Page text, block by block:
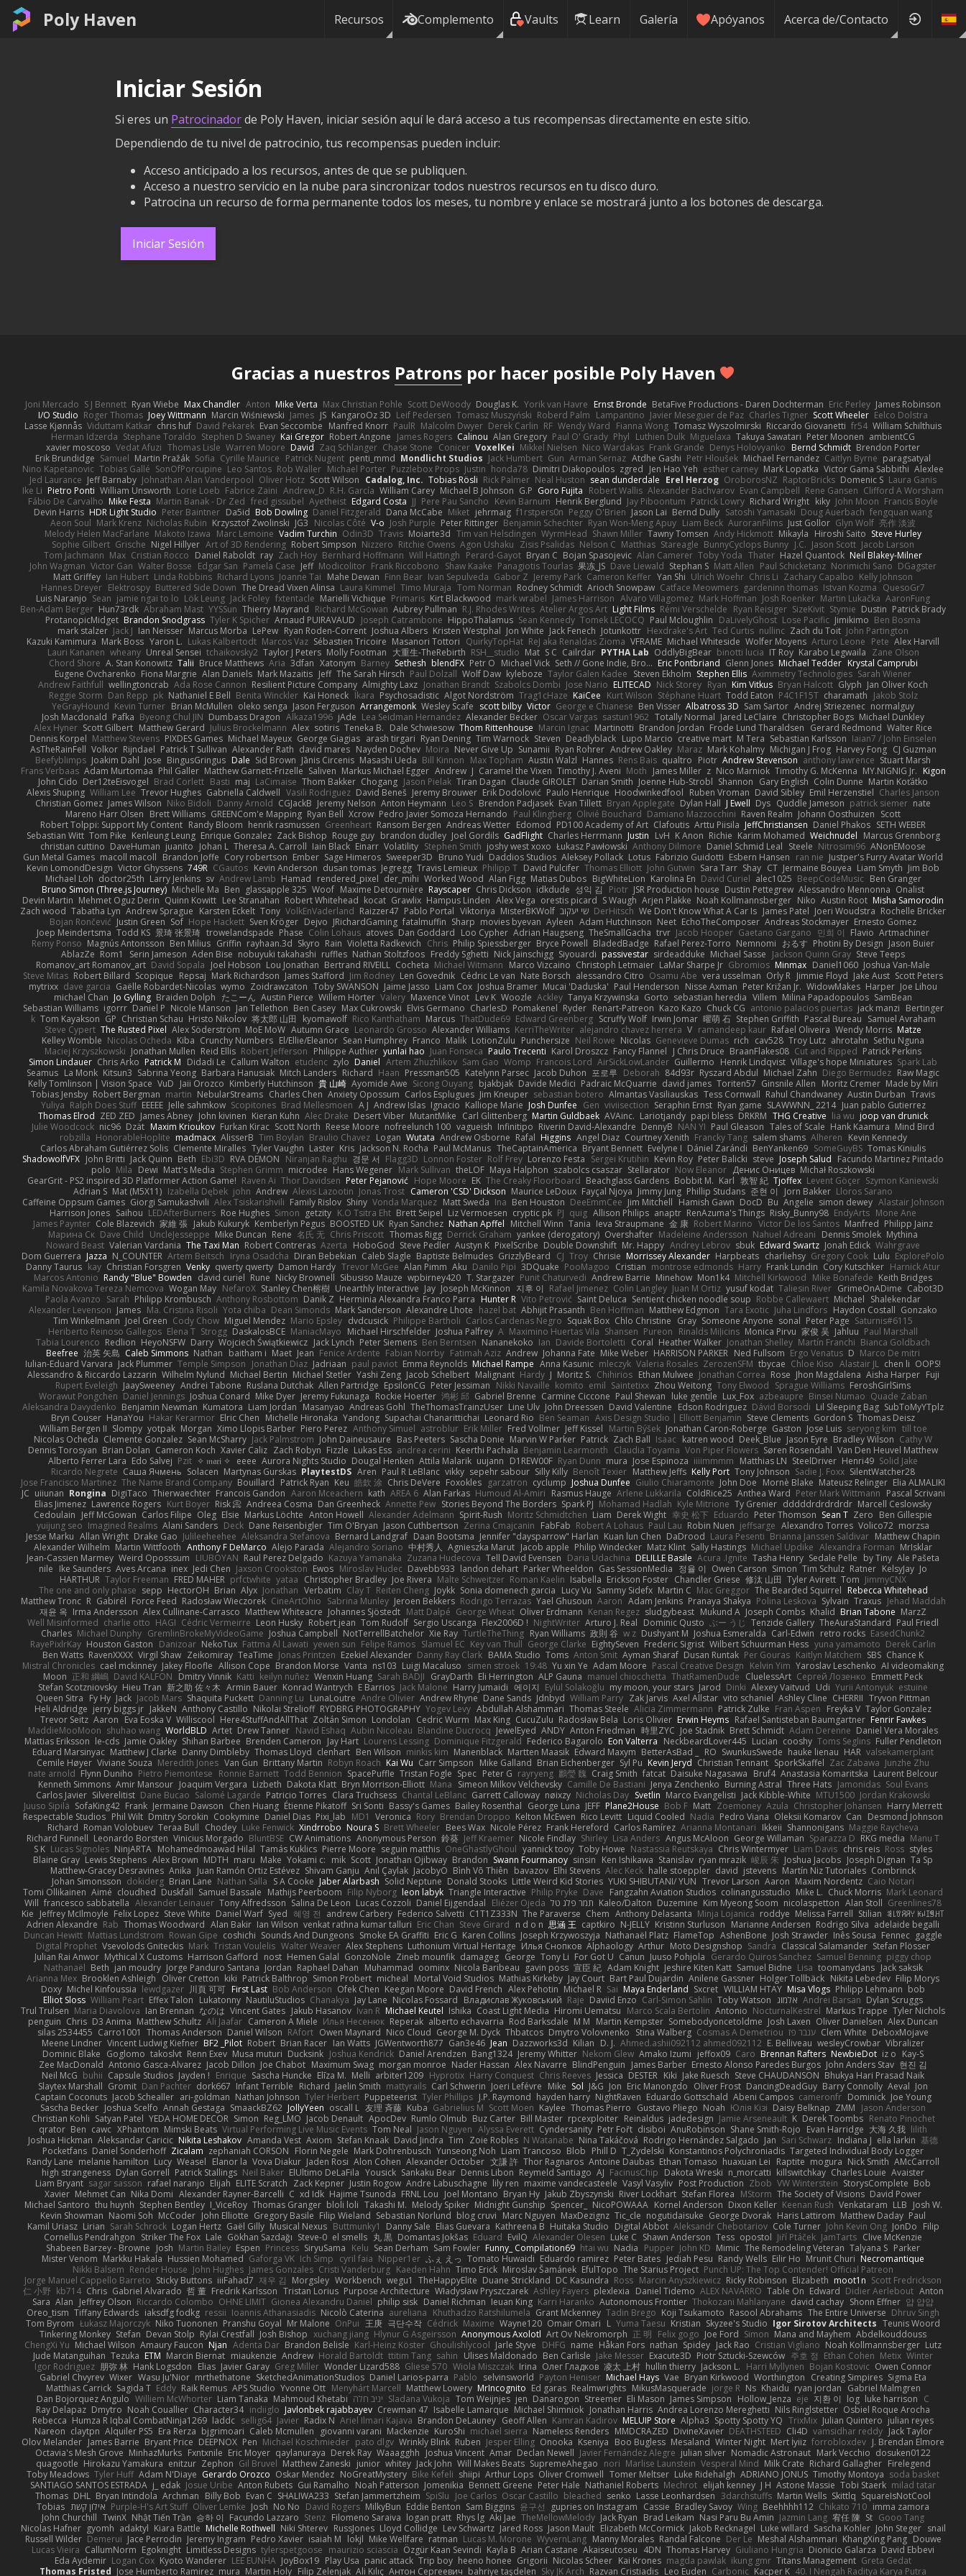
Poly Haven Recursos Complemento Vaults Learn Galería Apóyanos Acerca de/Contacto
Iniciar Sesión
Si eres un Patrocinadorde Poly Haven, iniciar sesión aquí le dará acceso a tus recompensas directamente en este sitio.
Dependiendo de tu nivel de patrocinio, tus recompensas pueden incluir:
Acceso anticipado a los recursos, antes de que se publiquen.
Acceso a nuestro servicio en la nube para sincronizar todos nuestros recursos en tu disco duro.
Patrocina un recurso de forma permanente todos los meses, tu nombre y enlace se mostrará junto a los botones de descarga.
Iniciar Sesión
Gracias a nuestros Patrons por hacer posible Poly Haven
Joni Mercado S J Bennett Ryan Wiebe Max Chandler Anton Mike Verta Max Christian Pohle Scott DeWoody Douglas K. Yorik van Havre Ernst Bronde BetaFive Productions - Daren Dochterman Eric Perley James Robinson
I/O Studio Roger Thomas Joey Wittmann Marcin Wiśniewski James JS KangaroOz 3D Leif Pedersen Tomasz Muszyński Roberd Palm Lampantino Javier Meseguer de Paz Charles Tigner Scott Wheeler Eelco Dolstra
Lasse Kjønnås Viduttam Katkar chris huf David Pekarek Evan Seccombe Manfred Knorr PaulR Malcolm Dwyer Derek Carlin RF Wendy Ward Fianna Wong Tomasz Wyszolmirski Riccardo Giovanetti fr54 William Schilthuis
Herman Idzerda Stephane Toraldo Stephen D Swaney Kai Gregor Robert Angone James Rogers Calinou Alan Gregory Paul O' Grady Phyl Luthien Dulk Miguelaxa Takuya Sawatari Peter Moonen ambientCG
xavier moscoso Vedat Afuzi Thomas Lisle Warren Moore David Zaq Schlanger Chase Stone Conicer VoxelKei Mikkel Nielsen Nico Wardakas Frank Grande Denys Holovyanko Bernd Schmidt Brendon Porter
Erik Brundidge Samuel Martin Pražák Sofia Cyrille Maurice Patrick Nugent penti_mmd Mondlicht Studios Jack Humbert Gun Arman Sernaz Atdhe Gashi Petr Hloušek Michael Fernandez Caitlyn Byrne paragsatyal
Nino Kapetanovic Tobias Gallé SonOfPorcupine Leo Santos Rob Waller Michael Porter Puzzlebox Props Justin honda78 Dimitri Diakopoulos zgred Jen Hao Yeh esther carney Mark Lopatka Victor Gama Sabbithi Alexlee
Jed Laurance Jeff Barnaby Johnathan Alan Vanderpool Oliver Hotz Scott Wilson Cadalog, Inc. Tobias Rösli Rick Palmer Neal Huston sean dunderdale Erel Herzog OroborosNZ RaptorBricks Domenic S Laura Ganis
Ike Li Pietro Ponti William Unsworth Lorie Loeb Fabrice Zaini Andrew_D R.H. García William Carey Michael B Johnson G.P Goro Fujita Robert Wallis Alexander Bachvarov Evan Campbell Rene Gansen Clifford A Worsham
Fábio De Carvalho Mike Festa Martin Banak - Dr Zed fred gissubel Ayetheist Edgard Costa JJ Pere Pau Sancho Kevin Barnum Henrik Berglund Jay Piboontum Patrick Lowry Richard Wright kiky John Moon Francis Boyle
Devin Harris HDR Light Studio Peter Baintner Da5id Bob Dowling Daniel Fitzgerald Dana McCabe Miket jehrmaig f1rstpers0n Peggy O'Brien Jason Lai Bernd Dully Satoshi Yamasaki Doug Auerbach fengquan wang
Aeon Soul Mark Krenz Nicholas Rubin Krzysztof Zwolinski JG3 Nicolas Côté V-o Josh Purple Peter Rittinger Benjamin Schechter Ryan Won-Meng Apuy Liam Beck AuroranFilms Just Gollor Glyn Wolf 亮作 淡波
Melody Helen MacFarlane Makoto Izawa Marc Lemoine Vadim Turchin Odin3D Travis Moiarte3d Tim van Helsdingen WyrmHead Shawn Miller Tawny Tomsen Andy Hickmott Mikayla Hiroshi Saito Steve Hurley
Sophie Gilbert Grische Nigel Hillyer Art of 3D Rendering Robert Simpson Nizzero Ritchie Owens Agon Ushaku Zisis Psalidas Nelson C Matthias Stareagle BunnyCyclops Bunny J.C. Jason Scott Jacob Larson
Tom Jachmann Max Cristian Rocco Daniel Raboldt ray Zach Hoy Bernhard Hoffmann Will Hattingh Perard-Gayot Bryan C Bojan Spasojevic Alan Camerer Toby Yoda Thater Hazel Quantock Neil Blakey-Milner
John Wagman Victor Gan Walter Bosse Edgar San Pamela Case Jeff Modicolitor Frank Riccobono Shaw Kaake Panagiotis Tourlas 果冻_JS Dave Liewald Stephan S Matt Allen Paul Schicketanz Norimichi Sano DGagster
Matt Griffey Ian Hubert Linda Robbins Richard Lyons Joanne Tai Mahe Dewan Finn Bear Ivan Sepulveda Gabor Z Jeremy Park Cameron Keffer Yan Shi Ulrich Woehr Chris Li Zachary Capalbo Kelly Johnson
Hannes Dreyer Elektrospy Buttered Side Down The Dread Vixen Alinsa Laura Kimmel Timo Muraja Tom Norman Rodney Schmidt Arioch Snowpaw Catface Meowmers gardeninn thomas Istvan Kozma QuesoGr7
Luis Naranjo Sean jamie ngai to lo Lök Leung Jack Foley fxtentacle Marielli Vichique Primaris Kirt Blackwood mark wrabel James Harrison Alvaro Villagomez Mark Hoffman Josh Roenker Martin Lukačka AaronFung
Ben-Adam Berger Hun73rdk Abraham Mast YYSSun Thierry Mayrand Richard McGowan Aubrey Pullman R.J. Rhodes Writes Atelier Argos Art Light Films Rémi Verschelde Ryan Reisiger SizeKivit Stymie Dustin Patrick Brady
ProtanopicMidget Brandon Snodgrass Tyler K Spicher Arnaud PUIRAVAUD Joseph Catrambone HippoThalamus Sean Kennedy Tomek LECOCQ Paul Mcloughlin DaLivelyGhost Lose Pacific Jimikimo Ben Bosma
mark stalzer Jack J Ian Neisser Marcus Morba LePew Ryan Roden-Corrent Joshua Albers Kristen Westphal Jon White Jack Fenech Jotunkottr Hexdrake's Art Ted Curtis nullinc Zach du Toit John Partington
Kazuki Kamimura Mark Boss Yaron L. Lukas Kalbertodt Marcos Vaz Sébastien Tricoire Masanori Tottori QuirkyTopHat ReJ aka Renaldas Zioma VFRAME Michael Whiteside Wolfer Moyens Arturo Leone Pete Alex Harvill
Lauri Kananen wheany Unreal Sensei tchaikovsky2 Taylor J Peters Molly Footman 大重生-TheRebirth RSH__studio Mat S C Cailrdar PYTHA Lab OddlyBigBear binotti lucia IT Roy Karabo Legwaila Zane Olson
Chord Shore A. Stan Konowitz Talii Bruce Matthews Aria 3dfan Xatonym Barney Sethesh blendFX Petr O Michael Vick Seth // Gone Indie, Bro... Eric Pontbriand Glenn Jones Michael Tedder Krystal Camprubi
Eugene Ovcharenko Fiona Margrie Alan Daniels Mark Mazaitis Jeff The Sarah Hirsch Paul Dolzall Wolf Daw kyleboze Taylor Galen Kadee Steven Ekholm Stephen Ellis Aximmetry Technologies Sarah Wiener
Andrew Faithfull wellingtoncrab Ada Rose Cannon Resilient Picture Company Almighty Laxz Jonathan Brandt Szabolcs Dombi Jose Nario ELITECAD Nick Storey Ryan Kim Vitkus Bryan Halcott Glyph Jan Oliver Koch
Reggie Storm Dan Repp pk Nathaniel E Bell Benita Winckler Kai Honeck Íkara Psychosadistic Algot Nordström Trag1cHaze KaiCee Kurt Wilson Stéphane Huart Todd Eaton P4C1F15T charamath Jakob Stolz
YeGrayHound Kevin Turner Brian McMullen oleko senga Jason Ferguson Arrangemonk Wesley Scafe scott bilby Victor George e Chianese Ben Visser Albatross 3D Sam Sartor Andrej Striezenec normalguy
Josh Macdonald Pafka Byeong Chul JIN Dumbass Dragon Alkaza1996 jAde Lea Seidman Hernandez Alexander Becker Oscar Vargas sastun1962 Totally Normal Jared LeClaire Christopher Bogs Michael Dunkley
Alex Hyner Scott Gilbert Matthew Gerard Julius Brockelmann Alex sotiris Teneka B. Dale Schwiesow Thom Rittenhouse Marcin Ignac Martinotti Brandon Jordan Frode Lund Tharaldsen Gerard Redmond Walter Rice
Dennis Korpel Matthew Stevens PIXDES Games Michael Mayeux George Giagias arash tirgari Ryan Dening Tim Warnock Steven Deadlyblack Lupo Marcio creative mart M Tera Sebastian Karlsson Iaian7 / John Einselen
AsTheRainFell Volkor Rijndael Patrick T Sullivan Alexander Rath david mares Nayden Dochev Moira Never Give Up Sunamii Ryan Rohrer Andrew Oakley Maraz Mark Kohalmy Michigan J Frog Harvey Fong CJ Guzman
Beefyblimps Joakim Dahl Jose BingusGringus Dale Sid Brown Jānis Circenis Masashi Ueda Bill Kinnon Max Topham Austin Walzl Hannes Rens Bais qualtro Piotr Andrew Stevenson anthony lawrence Stuart Marsh
Frans Verbaas Adam Murtomaa Phil Galler Matthew Garnett-Frizelle Saliven Markus Michael Egger Andrew J Caramel the Vixen Timothy J. Aveni Moth James Miller z Nico Marniok Timothy G. McKenna MY.NIGNIG Jr. Kigon
John Cido Der12teEisvogel Brad Corlett Basti maj LaCimaise Thom Bakker Chogang Jason Pielak Tiran Dagan Claude GIROLET Darian Smith Joenne Hub-Strobl Shannon Gary English Colin Dunne Martin Koťátko
Alexis Shuping William Lee Trevor Hughes Gabriella Caldwell Vasili Rodriguez David Beneš Jeremy Brouwer Erik Dodolović Paulo Henrique Hoodwinkedfool Ruben Vroman David Sibley Emil Herzenstiel Charles Janson
Christian Gomez James Wilson Niko Bidoli Danny Arnold CGJackB Jeremy Nelson Anton Heymann Leo S Brendon Padjasek Evan Tillett Bryan Applegate Dylan Hall J Ewell Dys Quddle Jameson patrick siemer nate
Mareno Harr Olsen Brett Williams GREENCom'e Mapping Ryan Bell Xcrow Pedro Javier Somoza Hernando Paul Klingberg Olivié Bouchard Damiano Mazzocchini Raven Realm Johann Oosthuizen Scott
Robert Tolppi: Support My Content Randy Bloom henrik rasmussen Greenheart Ransom Bergen Andreas Wetter Edomod PD100 Academy of Art Clafoutis Arttu Piisila JeffChristiansen Daniel Phakos SETH WEBER
Sebastian Witt Tom Pike Kenleung Leung Enrique Gonzalez Zack Bishop Rouge guy brandon dudley Joel Gordils GadFlight Charles Herrmann Justin LvH K Anon Richie Karim Mohamed Weichnudel Marcus Grennborg
christian cuttino DaveHuman juanito Johan L Theresa A. Carroll Iain Black Einarr Volatility Stephen Smith joshy west xoxo Łukasz Pawłowski Anthony Dilmore Daniel Schmid Leal Steele Nitrosimi96 ANonEMoose
Gun Metal Games macoll macoll Brandon Joffe Cory robertson Ember Sage Himeros Sweeper3D Bruno Yudi Daddios Studios Aleksey Pollack Lotus Fabrizio Guidotti Esbern Hansen ran nie Justper's Furry Avatar World
Kevin LomondDesign Victor Ghyssens 749R CGautos Kevin Anderson dusan tomas Jegregg Travis Lemieux Philipp T David Pulcifer Thomas Elliott John Gutwin Sara Tarr Shay CT Jermaine Bouyea Liam Smyth Jim Bob
Michael Loh doctor25th Larry Jenkins sv Andrew Lamb Hamad rendered_pixel der_mihi Worked Wood Alan Figg Matias Dubos BigWhiteLion Karolina En David Curiel alec1025 BeepCodeMusic Ben Granger
Bruno Simon (Three.js Journey) Michelle Ma Ben glassapple 325 Woof Maxime Detournière Rayscaper Chris Dickson idkdude 성익 김 Piotr JSR Production house Dustin Pettegrew Alessandro Mennonna Onalist
Devin Martin Mehmet Oguz Derin Quinn Kowitt Lee Stranahan Robert Whitehead kocat Grawlix Hampus Linden Alex Vega orestis picard S Waugh Arjen Plakke Noah Kollmannsberger Niko Austin Root Misha Samorodin
Zach wood Tabatha Lyn Andrew Sprague Karsten Eckelt Tony VolkEnVaderland Raizzer47 Pablo Portal Viktoriya MisterBKWolf שי יעקוב DerHitsch We Don't Know What A Car Is James Patel Joeri Woudstra Rochelle Bricker
Bojan Rončević Justin Green Sof Hope Hackett Sven Kröger Dejvo JRichardGaming fatalmuffin Sharp movies byevan Ayleen Adam Hutchinson Neet EchoTheComposer Andreas Stockmayer Ernesto Gomez
Joep Meindertsma Todd KS 景琦 张景琦 trowelandspade Phase Colin Lohaus atoves Dan Goddard Loo Cypher Adrian Haugseng TheSmallGacha trvr Jacob Hooper Gaetano Gargano 민희 이 Flavio Artmachiner
Remy Ponso Magnús Antonsson Ben Milius Griffin rayhaan.3d Skyro Rain Violetta Radkevich Chris Philip Spiessberger Bryce Powell BladedBadge Rafael Perez-Torro Nemnomi おるす Photini By Design Jason Buier
AblazZe Rom1 Serin Jameson Aden Bise nobuyuki takahashi ruffles Nathan Stoltzfoos Freddy Sghetti Nick Jainschigg Siyouardi passivestar sirdeadduke Michael Sasse Jackson Quinn Gray Steve Teeps
Romanov_art Romanov_art David Sopala Joel Hobson Lou Jonathan Bertrand RIVEILL Cocheta Michael Witmann Marco Vizcaino Christoph Letmaier LaMar Sharpe Jr Gbromios Minmax Daniel1060 Joshua Van-Male
Steve Mitas Robert Billard Scopique Repsaj Mark Richardson James Stafford Jim Rodney Len Govednik Cédric Le van Nate Borsch alessandro Citro Osamu Abe vera usselman Orly R Jimmie Floyd Jake Aust Scott Peters
mytrixx dave garcia Gaëlle Robardet-Nicolas wymo Zoidrawzaton Toby SWANSON Jaime Jasso Liam Cox Joshua Bramer Mucai 'Daduska' Paul Henderson Nisse Axman Peter Križan Jr. WidowMakes Harper Joe Lihou
michael Chan Jo Gylling Braiden Dolph たこーん Austin Pierce Willem Hörter Valery Maxence Vinot Lev K Woozle Ackley Tanya Krzywinska Gorto sebastian heredia Villem Milina Papadopoulos SamBean
Sebastian Williams igorrr Daniel P Nicole Manson Jan Tellethon Ben Casey Max Cukrowski Elvis Germano CharlesD Pomakenel Ryder Renart-Patreon Kazo Kazo Chuck CG antonio palacios puertas jack manzi Bertinger
k Tom Kayakson GP Christian Schau Hristo Nikolov 将太郎 山田 kyomawolf Rico Kanthatham Marcus ThatDude69 Edward Greenberg Scruffy Wolf Irwin Jomar 曜萌 石 Stephen Griffith Pascal Bureau Samuel Avraham
Steve Cypert The Rusted Pixel Alex Söderström MoE MoW Autumn Grace Leonardo Grosso Alexander Williams KerriTheWriter alejandro chavez herrera V ramandeep kaur Rafael Oliveira Wendy Morris Matze
Kelley Womble Nicolas Ocheda Kiba Crunchy Numbers El/Ellie/Eleanor Sean Humphrey Franco Malik LotionZulu Punchersize Neil Rowe Nicolas Genevieve Dumas rich cav528 Troy Lutz ahrotahn Sethu Nguna
Maciej Krzyszkowski Jonathan Mullen Reid Ellis Robert Jefferson Philippe Authier yunlai hao Juan Fonseca Paulo Trecenti Karol Droszcz Fancy Flannel J Chris Druce BraanFlakes08 Cut and Ripped Patrick Perkins
Simon Lindauer Chris Arko Patrick M Didadi Le Callum Walton etudenc zylo Daniel Artem Zhuzhlikov Sam Gao Womp Francois Lord AirSickLowLander Guillermo Henrik Lindqvist Village's hope Miniatures Spark Lab
Seamus La Monk Kitsun3 Sabrina Yeong Barbara Hanusiak Mitch Landers Richard Haan Pressman505 Katelynn Parsec Jacob Duhon 포로루 Deborah 84d93r Ryszard Abdul Michael Zahn Diego Bermudez Raw Magic
Kelly Tomlinson | Vision Space VuD Jaii Orozco Kimberly Hutchinson 貴 山崎 Ayomide Awe Sicong Ouyang bjakbjak Davide Medici Padraic McQuarrie david james Toriten57 Ginsnile Allen Moritz Cremer Made by Miri
Tobias Jensby Robert Bergman martin NebularStreams Charles Chen Anxiety Opossum Carlos Esplugues Jim Kneuper sebastian botero Almantas Vasiliauskas Tess Cornwall Rahul Chandwaney Austin Durban Travis
Yuliya Ralph Does Stuff EEEEE Jelle sahmkow Scopitones Brad Mellesmoen A J Andrew Islas Ignacio Kalliope Marie Josh Dunfee Gen viviisection Seraphin Ernst Ryan game SLAWWNN_ 2214 Juan pablo Gutierrez
Thomas Elrod ZED ZED James Abney John kivinen Kieran Kuhn Alec Drake Desert Viber MutantMike Carl Glittenberg Martin Guldbaek AVAinc. Lariotjandy papi bless DRKRM THG Creative lia wu joop van drunick
Julie Woodcock nic96 Dzät Maxim Krioukov Furkan Kirac Scott North Reese Moore nofreelunch 100 vagueish Infinitipo Riverin David-Alexandre DennyB NAN YI Paul Gleason Tales of Scale Hank Kaamura Mind Bird
robzilla HonorableHoplite madmacx AlisserB Tim Boylan Braulio Chavez Logan Wutata Andrew Osborne Rafal Higgins Angel Diaz Courtney Xenith Francky Tang salem shams Alheren Kevin Kennedy
Carlos Abraham Gutiérrez Solis Clemente Miralles Tyler Vaughn Laster Kris Jackson N. Rocha Paul McManus TheCaptainAmerica Bryant Bennett Evelyne I Dániel Zarándi BenYanken69 SomeGuyBS Tomas Kiniulis
ShadowolfVFX John Britti Jack Quinn Beth Ebi3D RVA DEMON Niranjan Raghu 경문 서 Flagg3D Lonnon Foster Rolf Frey Lorenzo Festa Sergei Krutihin Kevin Roy Peter Balicki steve Joseph Salud Facundo Martinez Pintado
polo Mila Dewi Matt's Media Stephen Grimm microdee Hans Wegener Mark Sullivan theLOF Maya Halphon szabolcs csaszar Stellarator Now Eleanor Денис Оницев Michał Roszkowski
GearGrit - PS2 inspired 3D Platformer Action Game! Raven Ai Thor Davidsen Peter Pejanović Hope Moore EK The Creaky Floorboard Beachglass Gardens Bobbit M. Karl 敦智 紀 Tjoffex Levent Göçer Szymon Kaniewski
Adrian S Mat (M5X11) Izabella Dębek john Andrew Alexis Lazootin Jonas Trost Cameron 'CSD' Dickson Maurice LeDoux Fayçal Njoya Jimmy Jung Phillip Studans 준현 이 Jorn Bakker Lloros Sarano
Caffeine Oppsum Games Giorgi Samukashvili Alex Tsiskarishvili Family Rislov Shiny Vonda Marquez Matt Sweda Ina Ben Houston DeeEmmCee Jim Mitchell Hamish Gawn DocD Bu Angelie simon dewey Alastair Johnson
Harrison Jones Saihou LEDAfterBurners Roe Hughes Simon getzity K.O Tsitra Eht Brett Seipel Liz Vermoesen cryptic pk PJ quig Allison Philips anaptr RenAzuma's Things Risky_Bunny98 EndyArts Mone Ane
James Paynter Cole Blazevich 家維 張 Jakub Kukuryk Kemberlyn Pegus BOOSTED UK Ryan Sanchez Nathan Apffel Mitchell Winn Tania Ieva Straupmane 金 康 Robert Marino Victor De los Santos Manfred Philipp Jainz
Марина Ск Dave Child UncleJesseppe Mike Duncan Rene 名氏 无 Chris Priscott Thomas Rigg Derrick Graham yankee (derogatory) Overshafter Madeleine Andersson Nahuel Adreani Dennis Smolek Mythina
Noward Beast Valerian Vardania The Taxi Man Robert Contreras Azerta HoboGod Steve Pedler Austyn K PixelScribe Double Downshift Mr. Happy Andrey Lebrov sbuk Edward Swartz Jonah Edick Wahrgrave
Dom Guerrera Jazza N_COUNTER Artem Beitsch Iryna Osadcha Diran Bebekian Caleb Slagle Baptiste Belmudes GrizzlyBeard CJ Troy Chrisie Morrissey Alexander Harpbeats charliehsy Gregory Cook Lulu ExplorePolo
Danny Taurus kay Christian Forsgren Venky qwerty qwerty Damon Hardy Trevor McGee Alan Pimm Aku Danilo Pipi 3DQuake PooMagoo Cristian montrose edmonds Harry Frank Lundin Cory Kutschker Harnick Atur
Marcos Antonio Randy "Blue" Bowden david curiel Rune Nicky Brownell Sibusiso Mauze wpbirney420 T. Stargazer Punit Chaturvedi Andrew Barrie Minehow Mon1k4 Mitchell Kirkwood Mike Bonafede Keith Bridges
Kamila Novakova Tereza Nemcova Wogan May NefaroX Stanley Chen榕樹 Unearthly Interactive Jay Joseph McKinnon 지후 이 Rafael Jimenez Colin Langley Juan M Ortiz yusuf kodat Taliesin River GrimeOnADime Cabot3D
Paola Avanzo Sarah Philipp Krombusch Anthony Rosbottom Danik Z Herminia Alexandra Franco Parra Hunter R Vito Petrović Saint Deluca Sentient chicken noodle soup Robbe Callewaert Michael Shalekendar
Alexander Levenson James Ma. Cristina Risoli Yota chiba Dean Simonds Mark Sanderson Alexandre Lhote hazel bat Abhijit Prasanth Ben Hoffman Matthew Edgmon Tara Exotic Juha Lindfors Haydon Costall Gonzako
Tim Winkelmann Joel Green Cody Chow Miguel Mendez Mario Epsley dvdcusick Philippe Bartholi Carlos Cardenas Negro Squak Box Chlo Christine Gray Someone Anyone sonal Peter Page Saturnis#6115
Heriberto Reinoso Gallegos Elena T Strogg DaskalosBCE ManiacMayo Michael Hirschfelder Joshua Palfrey A Maximino Huertas Vila Shansen Pureon Rinalds Miļicins Monica Pirvu 家俊 吴 Jahluu Paul Marshall
Tabia Lourenco Redlion HeyoNSFW Darry Wojciech Świątkiewicz Jack Lynch Peter Siemens Ben Berntsen Nananekoko Ian Davide Bortoletti Coral Heather Walker Jonathan Shelley Martín Franchi Bianca Goldbach
Beefree 治英 矢島 Caleb Simmons Nathan baitham i Maet Jean Fenice Ardente Fabian Norrby Fatimah Aziz Andrew Johanna Fate Mike Weber HARRISON PARKER Ned Fullsom Ergo Venatus D Marco De mitri
Iulian-Eduard Varvara Jack Plummer Temple Simpson Jonathan Diaz Jadriaan paul paviot Emma Reynolds Michael Rampe Anna Kasunic mleczyk Valeria Rosales ZerozenSFM tbycae Chloe Kiso Alastair JL chen li OOPS!
Alessandro & Riccardo Lazzarin Wilhelm Nylund Michael Bertin Michael Stetler Yashi Zeng Jacob Schelbert Malignant Hardy J Moritz S. Chihirios Ethan Mulwee Jonathan Correa Rose Jhon Magdalena Aisha Harper Fuji
Rupert Eveleigh JaaySweeney Andrei Tabone Ruslana Dutchak Allen Partridge EpsilonCG Peter Jessiman Nikki Navaille komito emil Saintetixx Zhou Weitong Tony Elwood Sprague Williams FeroshGirlSims
Worawut Pongchen Daniel Jennings Joshua Conard Mike Dyer Jeremy Fukunaga Rockie Hoerter 鸿彬 邱 Gabriel Brenne Carmine Ciccone Paul Shewan luke gentile Lux_Fox azbeaupre Binsei Numao Quade Zaban
Aleksandra Davydenko Benjamin Newman Kumatora Liam Jordan Masanyao Andreas Gohl TheThomasTrainzUser Line Ulv John Dreessen David Valentine Edson Rodriguez Dávid Borsodi Lil Sleeping Bag SubToMyYTplz
Bryn Couser HanaYou Hakar Kerarmor Elric Chen Michelle Hironaka Yandong Supachai Chanarittichai Leonard Rio Ben Seaman Axis Design Studio | Elliott Benjamin Steve Clements Gordon S Thomas Deisz
William Bergen II Slompy yotpak Morgan Ximo Llopis Barber Piero Perez Anthony Simuel astroblur Erik Miller Fred Vollmer Jeff Kissel Martin Býšek Jonathan Caron-Roberge Gaston Jose Luis seryong kim till toe
Nicolas Ocheda Clemente Gonzalez Sean McSharry Jack Palmstrom John Daineusaure Bas Peeters Sascha Donie Marvin W Parker Patrick Zach Ball Isaac katren wood Deek_Blue Jason Eyre Bradley Wilson Cathy W
Dennis Torosyan Brian Dolan Cameron Koch Xavier Caliz Zach Robyn Fizzle Lukas Ess andrea cerini Keerthi Pachala Benjamin Learmonth Claudia Toyama Von Piper Flowers Søren Rosendahl Van Den Heuvel Matthew
Alberto Ferrer Lara Edo Salvej Pzit ✧ 𝔪𝔞𝔯𝔦 ✧ eeee Aurora Nights Studio Dougal Henken Attila Malarik uujann D1REW00F Ryan Dunn mura Jose Espinoza iiiimmmm Matthias LN SteelDriver Henri49 Solid Jake
Ricardo Negrete Саша Ячмень Solacen Martynas Gurskas PlaytestDS Aren Paul R LeBlanc vikky sepehr sabour Silly Killy Benoît Texier Matthew Jeffs Kelly Port Tony Johnson Sadie J. Foxx SilentWatcher28
Jose Francisco Martinez The Name Brand Company Bouillard Patrick Ryan Keu 皓欽 涂 Chris DeVere Foxokles garzatron cyclump Joshua Dunfee Giulio Chiaramonte John Doe Mornè Blake Mateusz Relinger Elia ALMALIKI
JC uiiunan Rongina DigiTaco Thierwaechter Francois Gandon Aaron Mceachern kath AREA 6 Alan Farkas Humoud Al-Amiri Rasmus Hauge Arlene Lukkarila ColdRice25 Anthea Ward Peter Mark Wittmann Pascal Scrivani
Elias Jimenez Lawrence Rogers Kurt Boyer Risk 📀 Andreea Cosma Dan Greenheck Annette Pew Stories Beyond The Borders Spark PJ Mohamad Hadlah Kyle Mitrione Ty Grenier dddddrdrdrdrdr Marcell Ceslowsky
Cedoulain Jeff McGowan Carlos Filipe Oleg Elsie Markus Löchte Anton Howell Alexander Adelmann Spirit-Rush Moritz Schmidtchen Liam Derek Wight 幸史 松下 Eduardo Peter Thomson Sean T Zero Ben Gillespie
yuijung seo Imagined Realms Alani Sanders Deck Dane Reisenbigler Tim O'Bryan Jason Cuthbertson Zerina Cmajcanin FabFab Robert A Lohaus Paul Lau Robin Nuen jeffsarge Alexandro Torres Volico72 morzsa
Jesse Marku Allan Wright Drake Gao Julileeheehee Aleksandra Stefanova Bernard Landgraf Daan Bootsma Jennifer "daysparrow" Harlan Kuan lun Chen DaDrood Laura Pesenti Brianna Janssen Saldivar Matthew Chapin
Alexander Wilhelm Martin Wittfooth Anthony F DeMarco Alejo Parada Alejandro Soriano 中村秀人 Agnieszka Marut Jacob apple Philip Windecker Matz Klint Sally Hastings Michael Updike Alexandra Forman MrIsklar
Jean-Cassien Marmey Weird Oposssum LIUBOYAN Raul Perez Delgado Kazuya Yamanaka Zuzana Hudecova Tell David Evensen Daria Udachina DELILLE Basile Acura .Ignite Tasha Henry Sedale Pelle by Tiny Ale Pašeta
nile Ike Saunders Aves Arcana inex Jedi Chen Jaxson Crookston Ewos Miroslav Hudec Davebb933 landon dehart Parker Wheeldon Gas SessionMedia 정율 이 Owen Carson Simon Tim Schulz Ratner KelsyJay Jo
HARTHUR Taylor Freeman FRED MAHER prfctwhite yataa Christopher Bradley Joe Rivera Malte Schweitzer Roman Kaelin Isabella Erickson Foster Chandler Griese 修汰 山田 Tyler Avirett Tom JimmyCNX
The one and only phase sepp HectorOH Brian Alyx Jonathan Verbatim Clay T Reiten Cheng Joykk Sonia domenech garcia Lucy Vu Sammy Sidefx Martin C Mac Greggor The Bearded Squirrel Rebecca Whitehead
Matthew Tronc R Gabirél Force Feed Radosław Wieczorek CineArtOhio Sabrina Munley Jeroen Bekkers Rodrigo Terrazas Yael Ghusoun Aaron Adam Jenkins Pranaya Shakya Polina Leskova Sylvain Traxus Jehad Maddah
재윤 옥 Irma Andersson Alex Cullinane-Carrasco Matthew Whiteacre Johannes Sjöstedt Matt Dalpé George Wheat Oliver Erdmann Kenan Regez sludgybeast Mukund A Joseph Combs Khalid Brian Tabone MarzZ
Well Misinformed charlie otto HAGI Cédric Vermeirre Leon Husky Robert jean Tom Rudolf Sergio Uscanga Flex2006D ! NightWriter Arturo J. Real Dominic Qusto ぶー うじ Tenzide Gallery TheAuraStandard Paul Friedl
Charles Michael Dunphy GremlinBrokeMyVideoGame Joshua Campbell NotTerrellBatchelor Xie Ray TurtleTheThing Ryan Williams 政則 谷 w z Dushyant M Joshua Esmeralda Carl-Edwin retro rocks EasedChunk2
RayePixlrKay Houston Gaston Danizoar NekoTux Fattma Al Lawati yewen sun Felipe Ramos Slamuel EC Key van Thull George Clarke EightySeven Frederic Sigrist Wilbert Schuurman Hess yuna yamamoto Derek Carlin
Ben Watts RavenXXXX Virgil Shaw Zeikomiray TeaTime Jonas Printzen Ezekiel Alexander Danny Ray Clark BAMA Studio Toms Anton Smit Ayman Sharaf Dusan Runtak Per Gouras Kaitlyn Matchem SBS Chance K
Mistral Chronicles cael mckinney Jakey Floofle Allison Cope Brandon Morse Vanta ns103 Luigi Macaluso simen stroek 19:48 Yu xin Ye Adam Moore Pascal Creative Design Kelvin Yim Yaroslav Leschenko AI videomaking
Moon 正和 綱嶋 David KALFON Dmitry Vinnik Katti keilyn nuñez Wenxin Huang Sarah BADJI GrayDarth Eli Herrington ALP Gauna manuel chiocchetta ThatRamenDude CluelessArt Cергей Лозенко Emmett Peck
Stefan Scotzniovsky Hieu Tran 新之助 佐々木 Armin Bauer Konrad Wantrych E Barrios Jack Malone Harry Jumaidi 에이지 Eylül Solakoğlu my moon, your stars Jarod Dinki Alexey Vaitvud Udi Yurii Antonyuk estuine
Queen Sitra Fy Hy Jack Jacob Mars Shaquita Puckett Danning Lu LunaLoutre Andre Olivier Andrew Rhyne Dane Sands Jdnbyd William Parry Zak Jarvis Axel Allstar vito schaniel Ashley Cline CHERRII Tryvon Pittman
Heli Aldridge jerry biggs jr JakkeN Anthony Castillo Nikolai Strelioff RYDBRG PHOTOGRAPHY Yogev Levy Abdullah Alshammari Thomas Steele Alicia Zimmermann Patrick Zulke Fran Aspen Freyka V Taylor Gonzalez
Trevor Seitz Aaron Eva Eoska V Williscool Here4StuffAndAllThat Zoltán Simon Londolan Cedric Wurm Max King CucuZulu Radosław Bela Loris Olivier Erwin Heyms Rafael Santisteban Baumgartner Fenrir Fawkes
MaddieMooMoon shuhao wang WorldBLD Artet Drew Tanner Navid Eshaq Aubin Nicoleau Blandine Ducrocq JewelEyed ANDY Anton Friedman 時里ZYC Joe Stadnik Brett Schmidt Adam Derenne Daniel Vera Morales
Mattias Eriksson le-cds Jamie Oakley Shihan Barbee Brenden Cameron Jay Hart Lourens Lessing Dominique Fitzgerald Federico Bagarolo Eon Valterra NeckbeardLover445 Lucian cooshy Toms Seglins Fuller Pendleton
Eduard Marsinyac Matthew J Clarke Danny Dimbleby Thomas Lloyd clenhart Ben Wilson minkis kim Manenblack Martten Maasik Edward Maxym BetterAsBad _ RO SwunkusSwede hauke lienau HAR valsekamerplant
Cemile Høyer Viviane Souza Meredith Jones Van Gun Brittany Martin Robyn Roach Kai Wu Carr Simpson Mike Galland Brian Eichenberger Syl Pu Kevin Jeryd Christian Tennant SporkSkaffel Zac Zabawa Junzhe Zhu
nate arnold Flynn Duniho Pietro Piemontese Ronnie Barnett Todd Bennion SpacePuffle Tristan Fogle Spec Peter G rayryeng 鸝瑩 魏 Craig Smith fatcat Daisuke Nagasawa Bruf4 Anastasia Komaritska Laurent Belcour
Kenneth Simmons Amir Mansour Joaquim Vergara Lizbeth Dakota Klatt Bryn Morrison-Elliott Mana Simeon Milkov Velchevsky Camille De Bastiani Jenya Zenchenko Burning Astral Three Hats Jamonidas Soul Evans
Carlos Javier Silverelitist Dane Bucao Salomé Lagarde Patricio Torres Clara Truchsess Chantal LeBlanc Garrett Calloway nøixzy Nicholas Day Svetlin Marco Evangelisti Jack Kibble-White MTU1500 Jordan Krakowski
Juuso Sipilä SofaKing42 Frank Jermaine Dawson Chen Huang Étienne Pikatoff Sri Sonti Bassy's Games Bailey Rosenthal George Luna JEFF Plane2House Bob F Matt Zoemoney Azula Christopher Johansen Harry Merrett
Respectable Studios Phil Wilt Dmitry Sorokin Cookymine Daniel Dias Pixi_lab MD1 Veronica Rory Brendan Droppo Kelton McEwen Rico Levitt Liquid Cooled Nadia Pedro Viana Oleksii Komarov Can Desmond Johnson
Richard Roman Volobuev Teraa Bull Chodey Luke Fenwick Xindrrobo Noura S Brett Wheeler Bees Wax Nicole Pérez Frank Hereford Carlos Ramírez Arianna Montanari Ikkeii Shannonigans Maggie Raycheva
Richard Funnell Leonardo Borsten Vinicius Morgado BluntBSE CW Animations Anonymous Person 鈴葵 Jeff Kraemer Nicole Findlay Shirley Lisa Anders Angus McAloon George Willaman Sparazza D RKG media Manu T
S K Lucas Signoles NinjARTA Mohamedmoawad Hilal Tamás Kuklics Pierre Moore seguin matthis OneGhastlyGhoul yannick tooy Toby Howe Nastassia Reutskaya Chris Wintermyer Liam Davis chris reis Ross styles
Blaine Gray Lewis Stephens Alex Brown MDTH maru Make Yokami c: mik Scott Jonathan Ojibway Brandon Swann Fourmanoy sinsin Ken Ishikawa Stanislav ryan mrazik 峻辰 朱 Joshua Jacobs Joseph Dignan Ta Sp
Matthew-Gracey Desravines Anika Juan Ramón Ortiz Estévez Shivam Ganju Anıl Çaylak JacobyO Bình Võ Thiên bavazov Elhi Stevens Alec Keck halle stoeppler david jstevens Martín Niz Tutoriales Combrinck
Johan Simonsson dokiderg Brian Lane Nathan Salla S A Cooke Jaber Alarbash Solid Neptune Donald Stooks Little Weird Kid Stories YUKI SHIBUTANI/ YUN Trevor Larson Aaron Maxim Nordentz Caio Notari
Tomi Ollikainen Aimé cloudhed Duskfall Samuel Bassale Mathijs Peerboom Filip Nyborg leon labyk Triangle Interactive Philip Pryke Dave Fangzahn Aviation Studios colinangusstudio Mike L. Chuck Morris Mark Leonard
Will francesco sabbatella Alexander Leinauer Tony Alfredsson Salina De Leon Lucas Cozzoli Daniel Eijgendaal Eliézer Ojeda תמר פלג טל Kaleo/Dalton Duzemine Kim Myeong Soom nicolaspetton Alan Stoll Greenlines78
Kie Jeffrey McIlmoyle Felix Lopez Steve White Daniel Warf Syed 혜영 전 andrew Carbery Federico Salvetti C1T1Z333N The Paraverse Chem Anthony Delasanta Minja Lojanica roddye Melissa Farrell Stilian ꌃ꒒ꀎꋪꋪꌩ ꀘꈤꀤꁅꃅ꓄
Adrien Alexandre Rab Thomas Woodward Alan Bakir Ian Wilson venkat rathna kumar talluri Eric Chan Steve Girard n d o n 思涵 王 captkiro N-JELLY Kristinn Sturluson Marianne Andersen Rodrigo Silva adelaide begalli
Duncan Hewitt Mattias Lundstrom Rowan Gipe coshichi Sounds And Dungeons Smoke EA Graffiti Eric G Karen Collins Joseph Krzywoszyja Nathanaël Platz FlameTop AshenBone Josh Strawder Inês Sousa Fennec gaggle
Digital Prophet Vsevolods Gniteckis Mark Tristan Voulelis Walter Weaver Alex Stephens Luthonium Virtual Heritage Илья Снопков Alphaology Arthur Moto Designshop Sandra Classical Salamander Stefan Plösser
Julian Rai Anwor Mythical X Customs Harrison Gafford nost Hemen Galal GonzoNole Zineb mounfik damageg George Tony Li For Got U Canun Juuso Pohjola Gerardo Quiros Sanchez Samuel Benning piggy chop
Nathanaël Beth jan moudry Jorge Panduro Santana Jordan Raphael Dahan Muhammad oominx Nicola Baribeau gavin poss 宣臣 紀 Adam Knight Jeshire Kiten Katt Samuel Bidne Lisa toomanydans Jack saksik
Arianna Mex Brooklen Ashleigh Oliver Cretton kiki Patrick Balthrop Simon Probert micheal Mortal Void Studios Mathias Kirkeby Jay Court Bart Paul Dujardin Anilene Gassner Holger Tollbäck Nikita Lebedev Filip Morys
Doxy Michel Kinfoussia lewdgazer 川頁 可可 First Last Bob Anderson Ofek Chen Keegan Moore David French Alex Pehotin Michael R Sai Maya Enderland Sxcret WILLIAM HTAY Misa Vlogs Philipp Lehmann bob
Elliot Sloss William Peart Effex Talon Lukatonny NautiluStudios Chanakya Jay Lane Nicolas Fossard Владислав Жуковський Raje Daviid Enzo Carl-Simon Sahlin Toby Watson אלמוג Andrei Barsan Dylan Scruggs
Trul Trulsen Maria Diavolova Ian Brennan なのは Vincent Gates Jakub Hasanov Ivan R Michael Keutel Ishika Coast Light Media Hiromi Uematsu Marco Scala Bertolin Antonio NocturnalKestrel Markus Trappe Tyler Nichols
penguin Chris D3 Anima Matthew Schultz Ali Jaafar Cameron A Miele Илья Несенюк Reperak alberto echavarria Rod Barksdale M M Martin Kempster Somebodyoncetoldme Josh Laxen Oliver Danielsen Alex Duncan
silas 2534455 Carro1001 Thomas Anderson Daniel Wilson RAfort Owen Maynard Nico Cloud George M. Dyck Thbatcos Dmytro Volovnenko Stina Walberg Cosmas A Demetriou ענבר פז Clem White DeboxMojave
Meene Lindner Vincent Ludwig Kiefner BF2 _Pilot Robert Brian Racer Ian Watts JGWentworth877 Gan3e46 Jean Dazzworks3d Kilian D. J. Ahmed.ashii092112 ahmed092112 E. Belliveau wesleyCrowbar Vibralizer
Dominic Blake Goglomo takoslvt Renn Exev Musa muturi Ducksink Joshua Kendrick Daniel Arendzen Bang1324 Jeremy Whitter Nekom Glew Amako Izumi jeffox09 Caro Brennan Rafters NewbieDot iz o Kay-S
Zee MacDonald Antonio Gasca-Alvarez Jacob Dillon Joe Chabot Maximum Swag morgan monroe Nader Hassan Alex Navarre BlindPenguin James Barber Ernesto Alonso Paredes Burgos John Anders Stav 현진 김
Neil McG buhii Capsule Studios Jayden ! Enrique Sascha Huncke Elīza M. Melli arbiter1209 Hyprotix Harry Conquest Chris Reeves Jessica DESTER Kiki Jake Ruesch Steve CHAUDANSON Bhukya Hari Prasad Naik
Slaytex Marshall Gromit Dan Pachter dork667 Infant Terrible Richard Jaelin Smith mattyrails Carl Schwerin Joeri Lefévre Mike Sol J&G Jon Eric Manongdo Oliver Frost DancingDeadGuy Barry Connolly Aeval Jon
Captain Coconuts Jacob Schealler ari-goldman Nathan Johnson Tyler Herbert Puppeteerist Tyler Phillips J.P. Raymond hayden harry NightRaven Eduardo Gottschald Abeni Campos cameronfr Dominick Joe Young
Sascha Becker Joshua Scelfo Annah Gestaga SmaackBZ62 JollyYeen oscall L 友理 斉藤 Kuba Gabrielius M Scott Moen Kaylee Thomas Pierro Gustavo Pliego Noah Юлія Кізі Daisy Belknap ZMM Jason Anderson
Christian Kohli Satyan Patel YEDA HOME DECOR Simon Reg_LMO Jacob Denault ApocDev Rumlo Olmub Buz Carter Bill Master rpcexploiter Reinaldus jadedesign Jamie Arseneault K Derek Toombs Renato Pinochet
qrator Ben cawc XPhantom Mimski Beats Virtual Performing Live Music Events Tom Neal Jason Nguyen Alyssa Everett Cyndersanity Petr Fořt disiboi AnuRobinson Shane Smith-Rojo Evan Harridge 大海 久我 lilith
Joshua Hickman Aleksandar Caricic Nikita Leshakov Amanda Vest Axiom Stefan Knaak David Jindra Tim Zoie Robles N Watanabe Nina Takáčová Rodrigo Hernández Salgado Jan Sari Schwarz Indiana J ella larkin 基德
Pocketfans Daniel Sonderhoff Zicalam zephaniah CORSON Florin Negele Mark Dohrenbusch Yunseong Noh Liam Trancoso Blob Phill D T_Zydelski Konstantinos Polychroniadis Targeted Individual Body Logger
Randy Lane melanie hamilton Lucy Weasel Elanor la Vova Diakur Jaden Rosi Alon Cohen Alexander October 文謙 許 Thor Ragnaros Antoine Daubas Ethan Tomaso huaxuan Lei Raptite mogura Nick Smith AMcCarroll
high strangeness Dylan Gorrell Patrick Stallings Neil Baker ElUltimo DeLaFila Yousick Sankaku Bear Dennis Libon Reymeld Santiago AJ FacinusChip Dakota Wreski n_morcatti killswitchkay Charles Louie Avaister
Liam Bryant sagar sasson rafael naranjo Elijah ELITE Scratch Zack Kepner Justin Rogow Andre Labuschagne lily ren maxime vandecasteele Vasyl Vasyliv Post Production Zbob VW Winterstein StorysComplete Bob
Xavier Mehmet Can Nika Domi Alexander Rayner-Barcelli C xd Idk Hajime Tsunoda FRNL Lou Joel Montano Bryan Hy Jakub Zbyszynski River Lockhart Stefan Florea MStorm The Society of Visions David Power
Michael Santoro thu huynh Stephen Bentley I_ViceRoy Thomas Granger bloli loli Takashi M. Melody Spiker Midnight Gunship Spencer_ NicoPOWAAA Kornel Anderson Dixon Keller Keenan Rush Venkataram LLB Josh W.
Kevin Showman Naomi Soh McCoder John Elliotte Gregory Basile Filip Wieland Sebastian Norlund blog cruvi Marc Nguyen MaxDezignz Tic_cle nogutidaisuke George Dvorak Haris Lattirom Matthew Daday Paul
Kamil Uriasz Lirian Sarah Schrock Logan Hertz Gaël Gilly Musical Nexus Buttmunky1 Danny Sale Elias Guevara Kathreena B Huitaka Studio Digital Abbot Aleksandr Chebotariov Cole Turner John Kevin Ong JonDo Filip
Cornellus Pendrahgon Striker The Fox Lale Gökhan Sazdağı Steve-0 el smells 丸 黒 Domantas Jokšas Eduard EvilQ Alexander Olesen Luke C Shawn Anderson Tess opostol Jiří Ptáček JamTarts Clive McKenzie
Shabeen Barzey - Browne Josh Martin Bailey Espen Princess SiryuSama Kelu Sean Derham Sam Fowler Funny_ Compilation69 htai wu Nadia Pupper John KD Mimic The Remodeling Veteran Talyana S Parker
Mister Venom Markku Hakala Hussien Mohamed Gaforga VK Ich Simp cyril faia Nipper1er ふぇ えっ Tomato Huwaidi Eduardo ramirez Peter Bates Jediah Pesu Randy Wells Eilir Ho Mrunit Churi Necromantique
Nikki Balsem Render House John Hughes James Gonzales Cristi Vanderburg Kaeden Hahn Timo Erick Miroslav Šamánek EfulTopo The Starius Project Punch UP: The Top Contender! Official Patreon
Jorge Manuel Cappello Barreto Sticky Buttons iiiFahad7 재우 김 Morgsley Workbench wegu1 TheHappyElite Duane Strickland DC Kasundra Ross Marcin Anyszkiewicz Ricky Robinson Elizabeth moot1n Scott Fredrickson
仁 小野 kb714 Chris Gabriel Alvarado 哲 董 Fredrik Karlsson Tristan Lorius Purpose Architecture Władysław Pryszczarek Ashley Fayers plexlexia Daniel Tidemo ALEX NAVARRO Table On Edward Didier Aerlebout Anton
Sara Alan Jeffrey Olson Riccardo Colombo OHNE LIMIT Gionea Alexandru Daniel philip sisk Daniel Richman Ieuan King Karri Haranko Autonomous Frontier Thokozani Mahlanyane david cachay Shonn Effner 얍 얍얍
Oreo_tism Tiffany Edwards iaksdfg fodkg ressii Ioannis Athanasiadis Nicolò Caterina aureliana Khuthadzo Ratshilumela Grant Mckenney Tadin Brego Koji Tsukamoto Rasool Abrahams The Entire Universe Dhruv Singh
Tom Byrom Łukasz Majorczyk Niko Tuononen Pranshu Goyal Mr Malone OnPui 王庚 극단수작 Cédrick Maxime Wayne120 Omair Omari L Yuma Taesu Kristian Skyzee's Studio Igor Sirotov Architects Teunis Woord
Tinkering Monkey Stefan Devan Stolp Rylai Crestfall Josh Bishop xuchang jiang Hlynur G Asgeirsson Anonymous Axolotl Art Ov Nekromorph 正 明 Felix gogo Joe Ford Simon Mana and Mayhem Abdelkouddouss
ChengXi Yu Michael Wilson Amaury Faucon Njan Adenta Dar Brandon Belisle Karl-Heinz Köster Ghoulishlycool Jarle Styve DHFG name Håkan Fors nathan Spidey Jack Rao Cristian Vigliano Noah Kollmannsberger Lutz
Jude Matanguihan Tezuka ETM Marcin Biernat miaukenzie Andrew Horald Bartoldt ttitim Tang sahin Ulises Maldonado Ben Carlisle Jake Messer Exacute3D Piotr Sztucki-Szewców 주호 정 Ethan Cohen Metix Winter
Igor Rodriguez 朋弥 林 Hank Logsdon Elias Javier Garay Greg Miller Wonder Lizard588 Gliese 570 Wiola Miszczak Irina Олег Гладков 凌太 上村 hullin thierry Jackson L. Harri Myllynen Bojan Kostovic Owen Connor
Gabriel Chvyrev Wixer Wasu Ju'Nior mrthethatone SketchedAnimationStudios Daniel Larios-parra Pablo selvinsworld Payton Heniser Michael Hays Vae Bryan Kirkwood Worthington Creating Simpires Sigma Eta
Matthias Carrick Sagida T Eddy Raik Remus APS Studio Yvonne Ott Menyhárt Marcell Matthew Lowery MrIncognito Ed garas Realmwrights MikusMasquerade jorge R Ns Khaidu ryan jordan Gabriel Malmgren
Dan Bojorquez Angulo Williem McWhorter Liam Tanaka Mahmoud Khetabi יניב חלה Sladana Vukoja Tom Weijnjes jen Danarogon Streemer Eli Mason James Simpson Hollow_Jenza eje 지환 이 log luke harrison C
Ray Delapaz Dmytro Noah Couallier Character34 indiiglo Javlonbek rajabbayev Crewman 47 Isabelle Lamarque Michael Shimniok Jonathan Harris Andrea Lorenzo Mereghetti Nils Ringlstetter Osbiel Roque Arocha
Rebecca Humza R Iqbal CombatNinja1269 laddc sellig64 Javier Radix N Ariel Ilmari Kajava Brandon DeLauney Geoff Allen Kamran Kadirov MELUIP Store Alpha3 Spotty Spotty YQ TrixMix Julian Quintero julian reyes
Nareon claytpn Alquiler PS5 Era Rerza bjgrimoari Caleb Mcmullen giovanni varani Mackenzie KuroShi michael sierra Nameless Renders MMDCRAZED DivineXavier DEATHSTEED Cli4D vamsidhar reddy Jack Taylor
Olov Melander James Barrie Bryant Price DEEPNOX Pen Michael Koschmieder pato dlgv Wrinkly Blink Ruben Jesper Elling Onooka Kseniya Boo Bugless Mesaland Winter Night Mert İyiiz forrobloxdev J. Brendan Elmore
Octavia's Mesh Grove MinhazMurks Fxntxnile Eric Moyer qaylanuraya Derek Ray Waaagghh Joshua Vincent Amar Declan Newell Javier Fernández Alegre julian silver Nomadic Astronaut Mark Vecchio dosuken0122
quagootle Hirokazu Yamakura enitzur Zephon Gil Bruvel Matthew Zaneski junior whitey Jack John Will Makes Beats SupremeAhegao nori Marlise Launstein Vesperal Mind Milk Crate Richard Gallagher Firelegend
Toby Meadows Tyler Huff Adam N'Diaye Gerardo Orozco Oskar Mendez NoGreatMystery Bike Kefeli shiipi Arthur Lops Oliver Cromwell Tomer Meltser Luke Ridehalgh ADRIANO JONUS Timothy Montoya soda basket
SANTIAGO SANTOS ESTRADA j_ edak Josue Uribe Anton Rubets Gui Ramalho Noah Patterson Jomenikia Bennett Greene Peter Hale Nathaniel Roberts Mechrot elijah kenney J H Astone Massie Tobi Staerk milad tatar
Thomas DHL Bryan Intindola Archman Billy Bob Evan C SHALIWA233 Stefan Jammertzheim SpiSlu Joe Carlos Oscar Castillo bleached senko Lasse Leonhardsen 3darchstuffs Martin Wells Skittlq SquareIsNotCool
Tobias אילון קשת Purple-H's Art Stuff Oliver Lemke Josh No No David Rogers MilkyBun Eddie Benton Sam Biggins 윤구선 gupries on Instagram Cassie Bradley Savoy Wing Beehhhh112 Chikato 710 imma zamora
John Churchill TwinX Nhật Tiến Trần 승하 이 Facundo Lazzaro Stenz Filomeno Saraiva logan pratt Rhys lg Aki Jae TheMellowMelody Jack Ryan Brad Leikam Nasi Paru Bu Amin Jazmin Lang 宥任 陳 St Gooo Tang
Nicolas Hafner gyomh adaktyl Kiara Battle Michelle Rothwell Niki Shterev RussJones Lloyd Collidge Lev Schwartz Jared Ross Jason Mault Elizabeth McCormick Jakob Recknagel Luke willard Sascha Kohler John Steger snail
Russell Wilder Demerui Jace Perrodin Jeremy Ingram Pedro Xavier isaiah M lokjl Mike Wellfare ratman Lucas M. Morone WyvernLang Manny Morales Randal Falcone Der Le Meshal Alshammari KhangXing Pang Douwe
Lucas Vieira CallumNorm Egoknight Limitless Designs tylerspetgoose maurizio sciascia Özgür Kaan Sevindi Kayla B Arian Castane Akaiseutoseu 4DN Thomas Harvey Giuliano Hungria Dionicio Galarza David Ebbevi
Eda Aydemir Logan Cox Kyoto Wanderer LEE EUNHA JoyBox19 Play Usa panic attack Trip boy heeno honee Grigorii Nicolas Scheer Kai Krones magda pawlak ikung gmr Titans Management Greta Gedat
Thomas Fristed Jose Humberto Ramirez mura Martin Holy Filip Zelenjak Ali Kılıç Антон Сергеевич bahriye taşdelen Sky JK Arch Razvan Cristiadis Leo Euden Carbonic Kacper K 40. I Nengah Raditya Karya Putra